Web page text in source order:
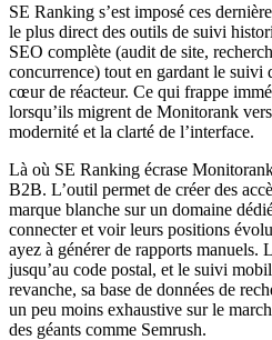
SE Ranking s’est imposé ces
le plus direct des outils de suivi
SEO complète (audit de site,
concurrence) tout en gardant le suivi
cœur de réacteur. Ce qui frappe
lorsqu’ils migrent de Monitorank
modernité et la clarté de l’interface.
Là où SE Ranking écrase
B2B. L’outil permet de créer des
marque blanche sur un domaine
connecter et voir leurs positions
ayez à générer de rapports manuels.
jusqu’au code postal, et le suivi
revanche, sa base de données de
un peu moins exhaustive sur le
des géants comme Semrush.